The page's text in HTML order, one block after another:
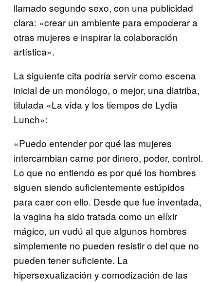
llamado segundo sexo, con una publicidad
clara: «crear un ambiente para empoderar a
otras mujeres e inspirar la colaboración
artística».
La siguiente cita podría servir como escena
inicial de un monólogo, o mejor, una diatriba,
titulada «La vida y los tiempos de Lydia
Lunch»:
«Puedo entender por qué las mujeres
intercambian carne por dinero, poder, control.
Lo que no entiendo es por qué los hombres
siguen siendo suficientemente estúpidos
para caer con ello. Desde que fue inventada,
la vagina ha sido tratada como un elíxir
mágico, un vudú al que algunos hombres
simplemente no pueden resistir o del que no
pueden tener suficiente. La
hipersexualización y comodización de las